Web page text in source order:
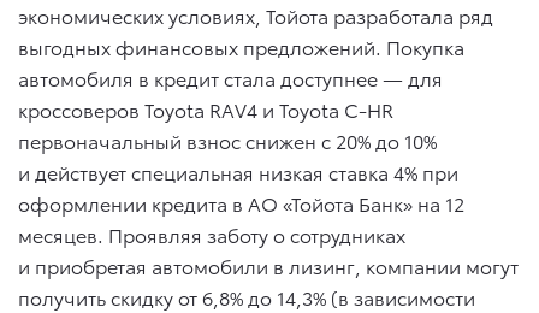
экономических условиях, Тойота разработала ряд
выгодных финансовых предложений. Покупка
автомобиля в кредит стала доступнее — для
кроссоверов Toyota RAV4 и Toyota C-HR
первоначальный взнос снижен с 20% до 10%
и действует специальная низкая ставка 4% при
оформлении кредита в АО «Тойота Банк» на 12
месяцев. Проявляя заботу о сотрудниках
и приобретая автомобили в лизинг, компании могут
получить скидку от 6,8% до 14,3% (в зависимости